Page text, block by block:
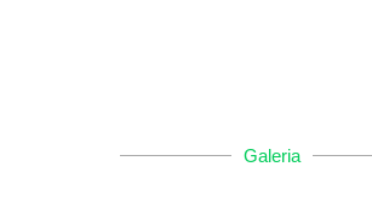
Galeria